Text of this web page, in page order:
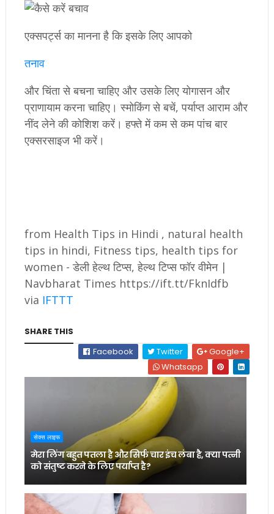
एक्सपर्ट्स का मानना है कि इसके लिए आपको
तनाव
और चिंता से बचना चाहिए और उसके लिए योगासन और
प्राणायाम करना चाहिए। स्मोकिंग से बचें, पर्याप्त आराम और
नींद लेने की कोशिश करें। हफ्ते में कम से कम पांच बार
एक्सरसाइज भी करें।
from Health Tips in Hindi , natural health
tips in hindi, Fitness tips, health tips for
women - डेली हेल्थ टिप्स, हेल्थ टिप्स फॉर वीमेन |
Navbharat Times https://ift.tt/FknIdfb
via IFTTT
SHARE THIS
Facebook
Twitter
Google+
Whatsapp
सेक्स लाइफ
मेरा लिंग बहुत पतला है और सिर्फ चार इंच लंबा है, क्या पत्नी
को संतुष्ट करने के लिए पर्याप्त है?